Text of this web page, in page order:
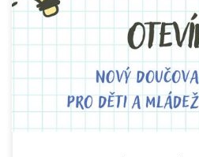
Statutární město Opava
doučovacího klubu pro děti a